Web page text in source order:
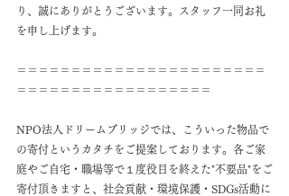
り、誠にありがとうございます。スタッフ一同お礼
を申し上げます。
＝＝＝＝＝＝＝＝＝＝＝＝＝＝＝＝＝＝＝＝＝＝＝
＝＝＝＝＝＝＝＝＝＝＝＝＝＝＝＝＝＝
NPO法人ドリームブリッジでは、こういった物品で
の寄付というカタチをご提案しております。各ご家
庭やご自宅・職場等で１度役目を終えた"不要品"をご
寄付頂きますと、社会貢献・環境保護・SDGs活動に